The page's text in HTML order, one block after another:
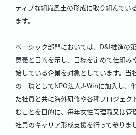
ティブな組織風土の形成に取り組んでい
ます。
ベーシック部門においては、D&I推進の
意義と目的を示し、目標を定めて仕組み
始している企業を対象としています。当
の一環としてNPO法人J-Winに加入し、
た社員と共に海外研修や各種プロジェク
むことを目的に、毎年女性管理職又は管
社員のキャリア形成支援を行って参りま